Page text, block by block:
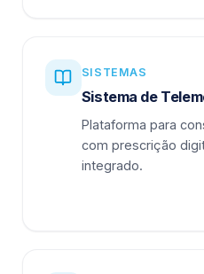
SISTEMAS
Sistema de
Plataforma para
com prescrição
integrado.